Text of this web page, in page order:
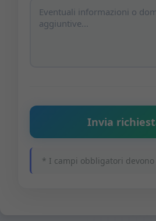
Invia
* I campi obbligatori devono